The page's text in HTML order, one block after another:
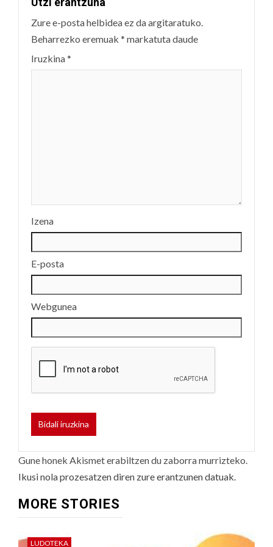
Zure e-posta helbidea ez da argitaratuko.
Beharrezko eremuak * markatuta daude
Iruzkina*
Izena
E-posta
Webgunea
Gune honek Akismet erabiltzen du zaborra murrizteko.
Ikusi nola prozesatzen diren zure erantzunen datuak.
MORE STORIES
LUDOTEKA